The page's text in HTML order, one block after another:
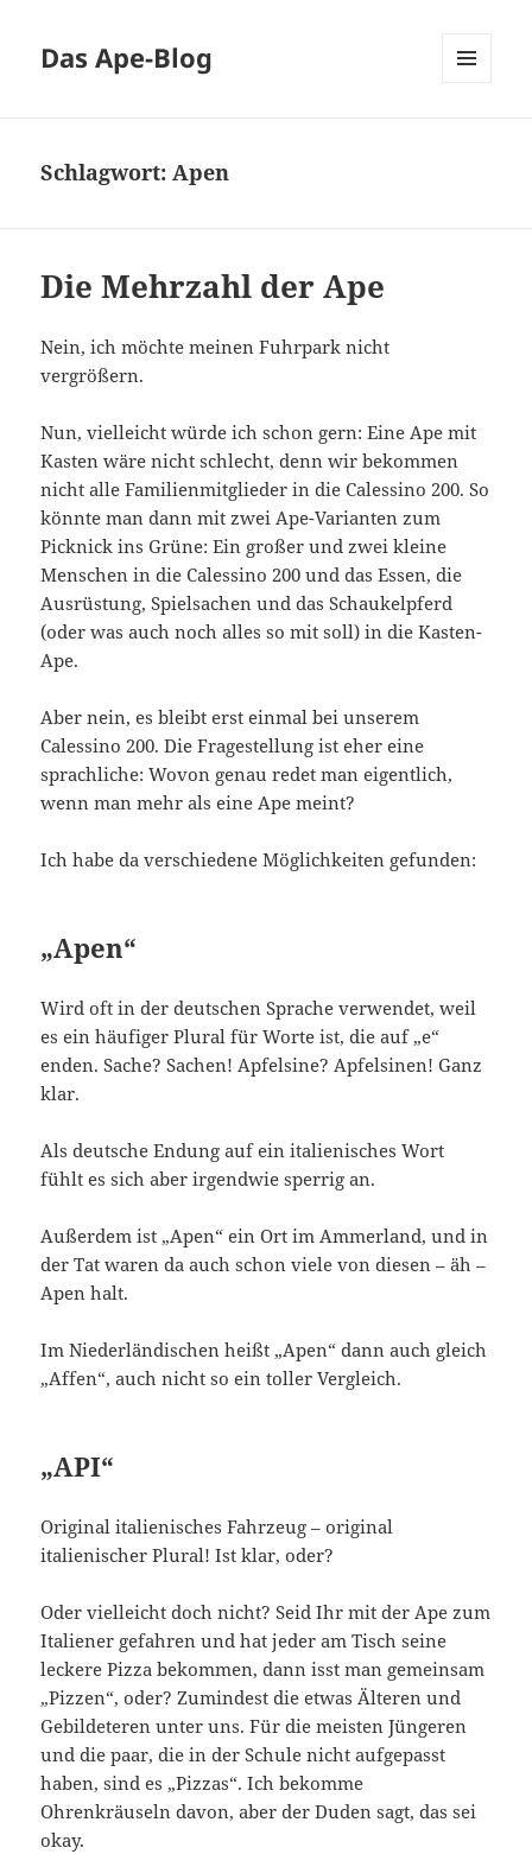
Das Ape-Blog
Schlagwort:Apen
Die Mehrzahl der Ape
Nein, ich möchte meinen Fuhrpark nicht
vergrößern.
Nun, vielleicht würde ich schon gern: Eine Ape mit
Kasten wäre nicht schlecht, denn wir bekommen
nicht alle Familienmitglieder in die Calessino 200. So
könnte man dann mit zwei Ape-Varianten zum
Picknick ins Grüne: Ein großer und zwei kleine
Menschen in die Calessino 200 und das Essen, die
Ausrüstung, Spielsachen und das Schaukelpferd
(oder was auch noch alles so mit soll) in die Kasten-
Ape.
Aber nein, es bleibt erst einmal bei unserem
Calessino 200. Die Fragestellung ist eher eine
sprachliche: Wovon genau redet man eigentlich,
wenn man mehr als eine Ape meint?
Ich habe da verschiedene Möglichkeiten gefunden:
„Apen“
Wird oft in der deutschen Sprache verwendet, weil
es ein häufiger Plural für Worte ist, die auf „e“
enden. Sache? Sachen! Apfelsine? Apfelsinen! Ganz
klar.
Als deutsche Endung auf ein italienisches Wort
fühlt es sich aber irgendwie sperrig an.
Außerdem ist „Apen“ ein Ort im Ammerland, und in
der Tat waren da auch schon viele von diesen – äh –
Apen halt.
Im Niederländischen heißt „Apen“ dann auch gleich
„Affen“, auch nicht so ein toller Vergleich.
„API“
Original italienisches Fahrzeug – original
italienischer Plural! Ist klar, oder?
Oder vielleicht doch nicht? Seid Ihr mit der Ape zum
Italiener gefahren und hat jeder am Tisch seine
leckere Pizza bekommen, dann isst man gemeinsam
„Pizzen“, oder? Zumindest die etwas Älteren und
Gebildeteren unter uns. Für die meisten Jüngeren
und die paar, die in der Schule nicht aufgepasst
haben, sind es „Pizzas“. Ich bekomme
Ohrenkräuseln davon, aber der Duden sagt, das sei
okay.